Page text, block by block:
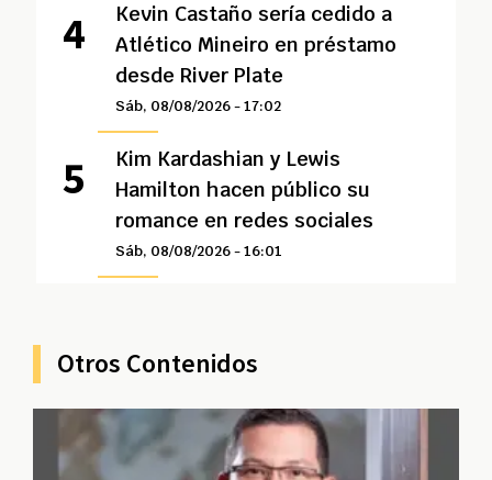
Kevin Castaño sería cedido a
Atlético Mineiro en préstamo
desde River Plate
Sáb, 08/08/2026 - 17:02
Kim Kardashian y Lewis
Hamilton hacen público su
romance en redes sociales
Sáb, 08/08/2026 - 16:01
Otros Contenidos